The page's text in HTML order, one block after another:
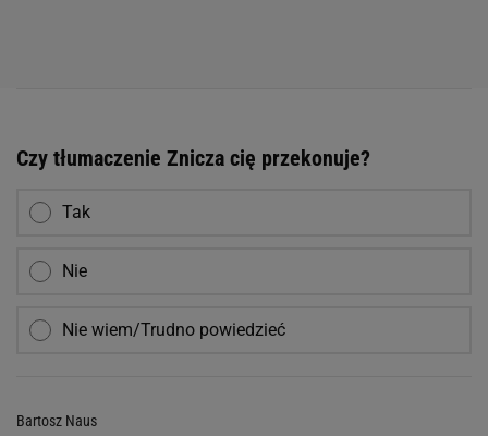
Czy tłumaczenie Znicza cię przekonuje?
Tak
Nie
Nie wiem/Trudno powiedzieć
Bartosz Naus